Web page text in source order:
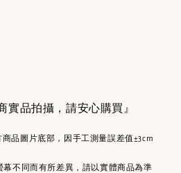
實品拍攝，請安心購買』
品圖片底部，因手工測量誤差值±3cm
幕不同而有所差異，請以實體商品為準